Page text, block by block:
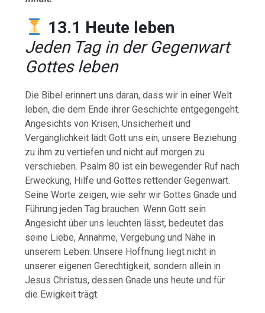
13.1 Heute leben
Jeden Tag in der Gegenwart
Gottes leben
Die Bibel erinnert uns daran, dass wir in einer Welt
leben, die dem Ende ihrer Geschichte entgegengeht.
Angesichts von Krisen, Unsicherheit und
Vergänglichkeit lädt Gott uns ein, unsere Beziehung
zu ihm zu vertiefen und nicht auf morgen zu
verschieben. Psalm 80 ist ein bewegender Ruf nach
Erweckung, Hilfe und Gottes rettender Gegenwart.
Seine Worte zeigen, wie sehr wir Gottes Gnade und
Führung jeden Tag brauchen. Wenn Gott sein
Angesicht über uns leuchten lässt, bedeutet das
seine Liebe, Annahme, Vergebung und Nähe in
unserem Leben. Unsere Hoffnung liegt nicht in
unserer eigenen Gerechtigkeit, sondern allein in
Jesus Christus, dessen Gnade uns heute und für
die Ewigkeit trägt.